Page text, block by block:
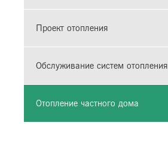
Проект отопления
Обслуживание систем отопления
Отопление частного дома